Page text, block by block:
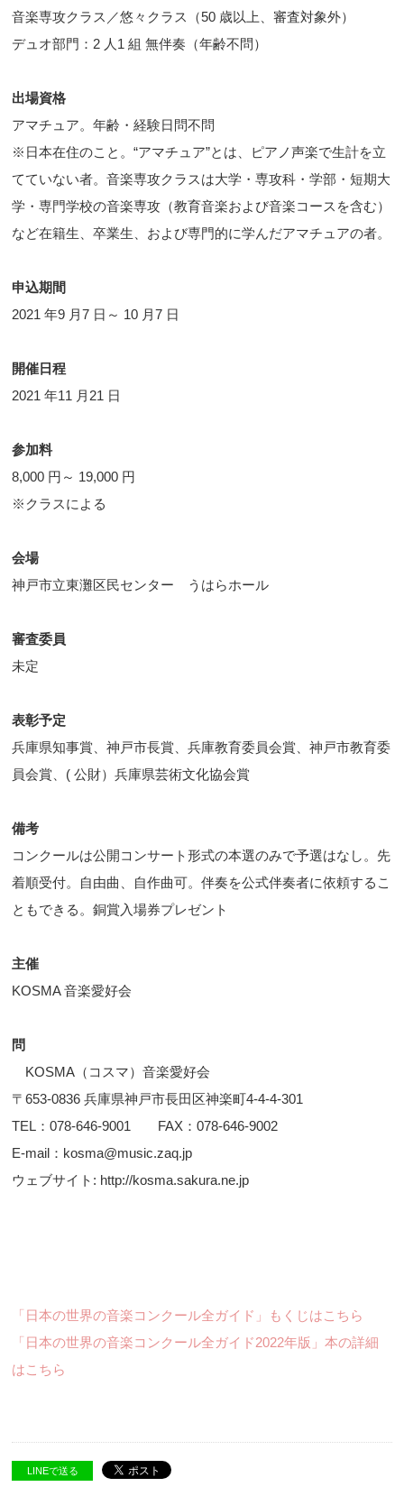
音楽専攻クラス／悠々クラス（50 歳以上、審査対象外）
デュオ部門：2 人1 組 無伴奏（年齢不問）
出場資格
アマチュア。年齢・経験日問不問
※日本在住のこと。“アマチュア”とは、ピアノ声楽で生計を立
てていない者。音楽専攻クラスは大学・専攻科・学部・短期大
学・専門学校の音楽専攻（教育音楽および音楽コースを含む）
など在籍生、卒業生、および専門的に学んだアマチュアの者。
申込期間
2021 年9 月7 日～ 10 月7 日
開催日程
2021 年11 月21 日
参加料
8,000 円～ 19,000 円
※クラスによる
会場
神戸市立東灘区民センター うはらホール
審査委員
未定
表彰予定
兵庫県知事賞、神戸市長賞、兵庫教育委員会賞、神戸市教育委
員会賞、( 公財）兵庫県芸術文化協会賞
備考
コンクールは公開コンサート形式の本選のみで予選はなし。先
着順受付。自由曲、自作曲可。伴奏を公式伴奏者に依頼するこ
ともできる。銅賞入場券プレゼント
主催
KOSMA 音楽愛好会
問
KOSMA（コスマ）音楽愛好会
〒653-0836 兵庫県神戸市長田区神楽町4-4-4-301
TEL：078-646-9001 FAX：078-646-9002
E-mail：kosma@music.zaq.jp
ウェブサイト: http://kosma.sakura.ne.jp
「日本の世界の音楽コンクール全ガイド」もくじはこちら
「日本の世界の音楽コンクール全ガイド2022年版」本の詳細
はこちら
LINEで送る